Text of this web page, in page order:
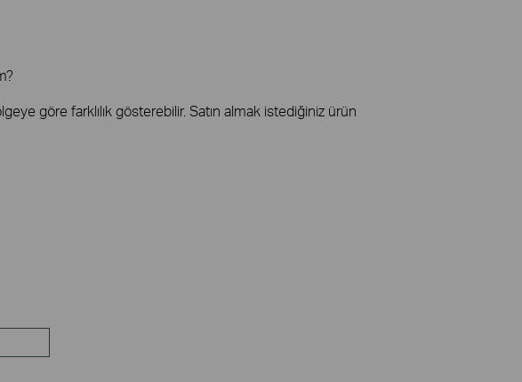
göre farklılık gösterebilir. Satın almak istediğiniz ürün